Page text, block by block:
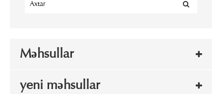
Məhsullar
yeni məhsullar